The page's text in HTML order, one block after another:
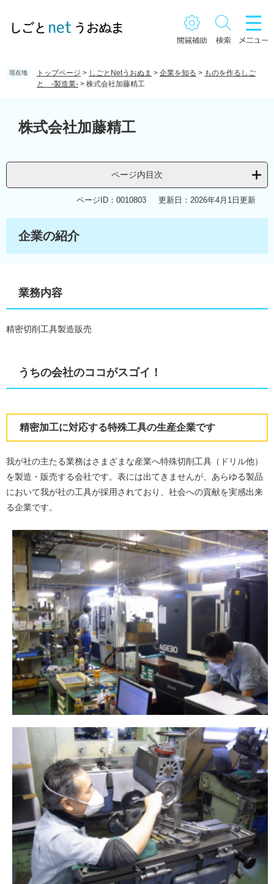
現在地 トップページ > しごとNetうおぬま > 企業を知る > ものを作るしご
と -製造業- > 株式会社加藤精工
株式会社加藤精工
ページ内目次
ページID：0010803 更新日：2026年4月1日更新
企業の紹介
業務内容
精密切削工具製造販売
うちの会社のココがスゴイ！
精密加工に対応する特殊工具の生産企業です
我が社の主たる業務はさまざまな産業へ特殊切削工具（ドリル他）
を製造・販売する会社です。表には出てきませんが、あらゆる製品
において我が社の工具が採用されており、社会への貢献を実感出来
る企業です。